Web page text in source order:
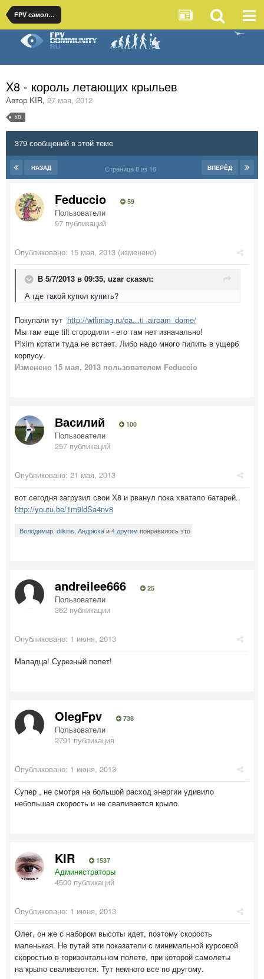
FPV самолеты
X8 - король летающих крыльев
Автор KIR, 27 мая, 2012
x8
379 сообщений в этой теме
НАЗАД ВПЕРЁД
Страница 8 из 16
Feduccio 59
Пользователи
97 публикаций
Опубликовано: 15 мая, 2013 (изменено)
В 5/7/2013 в 09:35, uzar сказал:
А где такой купол купить?
Покупали тут http://wifimag.ru/ca...ti_aircam_dome/
Мы там еще tilt сгородили - его там нет изначально!
Pixim кстати туда не встает. Либо надо много пилить в ущерб
корпусу.
Изменено 15 мая, 2013 пользователем Feduccio
Василий 100
Пользователи
257 публикаций
Опубликовано: 21 мая, 2013
вот сегодня загрузил свои Х8 и рванул пока хватало батарей..
http://youtu.be/1m9ldSa4nv8
Володимир dilkins Андрюхаи4 другим понравилось это
andreilee666 25
Пользователи
362 публикации
Опубликовано: 1 июня, 2013
Маладца! Сурезный полет!
OlegFpv 738
Пользователи
2791 публикация
Опубликовано: 1 июня, 2013
Супер , не смотря на большой расход энергии удивило
небольшая скорость и не сваливается крыло.
KIR 1537
Администраторы
4500 публикаций
Опубликовано: 1 июня, 2013
Олег, он же с набором высоты идет, поэтому скорость
маленькая. Не путай эти показатели с минимальной курсовой
скоростью в горизонтальном полете, при которой самолеты
на крыло сваливаются. Тут немного все по другому.